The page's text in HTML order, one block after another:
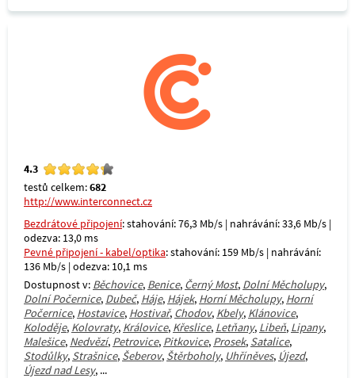
4.3
testů celkem:682
http://www.interconnect.cz
Bezdrátové připojení: stahování: 76,3 Mb/s | nahrávání: 33,6 Mb/s |
odezva: 13,0 ms
Pevné připojení - kabel/optika: stahování: 159 Mb/s | nahrávání:
136 Mb/s | odezva: 10,1 ms
Dostupnost v: Běchovice, Benice, Černý Most, Dolní Měcholupy,
Dolní Počernice, Dubeč, Háje, Hájek, Horní Měcholupy, Horní
Počernice, Hostavice, Hostivař, Chodov, Kbely, Klánovice,
Koloděje, Kolovraty, Královice, Křeslice, Letňany, Libeň, Lipany,
Malešice, Nedvězí, Petrovice, Pitkovice, Prosek, Satalice,
Stodůlky, Strašnice, Šeberov, Štěrboholy, Uhříněves, Újezd,
Újezd nad Lesy, ...